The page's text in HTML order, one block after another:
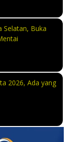
Selatan, Buka
2026, Ada yang